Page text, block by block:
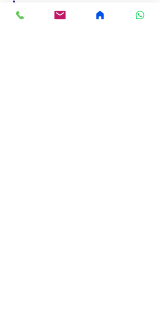
כתבות